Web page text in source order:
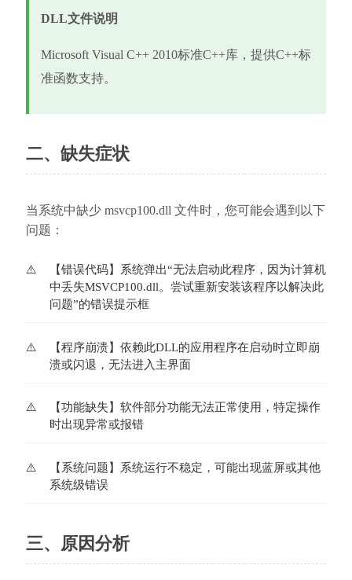
DLL文件说明
Microsoft Visual C++ 2010标准C++库，提供C++标
准函数支持。
二、缺失症状
当系统中缺少 msvcp100.dll 文件时，您可能会遇到以下
问题：
【错误代码】系统弹出“无法启动此程序，因为计算机
中丢失MSVCP100.dll。尝试重新安装该程序以解决此
问题”的错误提示框
【程序崩溃】依赖此DLL的应用程序在启动时立即崩
溃或闪退，无法进入主界面
【功能缺失】软件部分功能无法正常使用，特定操作
时出现异常或报错
【系统问题】系统运行不稳定，可能出现蓝屏或其他
系统级错误
三、原因分析